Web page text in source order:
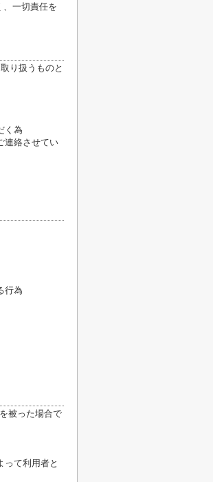
、一切責任を
り扱うものと
く為
連絡させてい
行為
被った場合で
って利用者と